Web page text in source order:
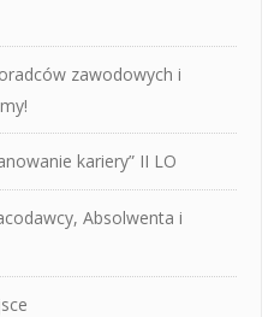
zawodowych i
kariery” II LO
Absolwenta i